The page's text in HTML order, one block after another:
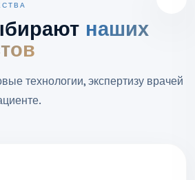
наших
технологии, экспертизу врачей